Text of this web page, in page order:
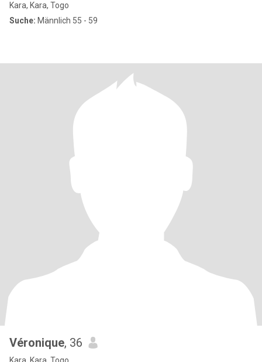
Kara, Kara, Togo
Suche: Männlich 55 - 59
Véronique, 36